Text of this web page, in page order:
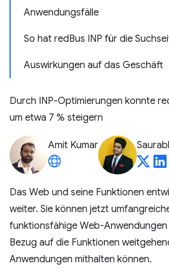
Anwendungsfälle
So hat redBus INP für die
Auswirkungen auf das Geschäft
Durch INP-Optimierungen konnte
um etwa 7 % steigern
Amit Kumar
Das Web und seine Funktionen
weiter. Sie können jetzt
funktionsfähige Web-Anwendungen
Bezug auf die Funktionen
Anwendungen mithalten können.